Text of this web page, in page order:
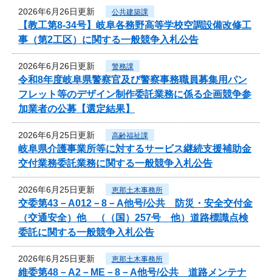
2026年6月26日更新 公共建築課
【教工第8-34号】岐阜各務野高等学校空調設備改修工
事（第2工区）に関する一般競争入札公告
2026年6月26日更新 警務課
令和8年度岐阜県警察官及び警察事務職員募集用パン
フレット等のデザイン制作委託業務に係る企画競争参
加業者の公募【選定結果】
2026年6月25日更新 高齢福祉課
岐阜県介護事業所等に対するサービス継続支援補助金
交付業務委託業務に関する一般競争入札公告
2026年6月25日更新 恵那土木事務所
交委第43－A012－8－A他号/公共 防災・安全交付金
（交通安全）他 （（国）257号 他）道路標識点検
委託に関する一般競争入札公告
2026年6月25日更新 恵那土木事務所
維委第48－A2－ME－8－A他号/公共 道路メンテナ